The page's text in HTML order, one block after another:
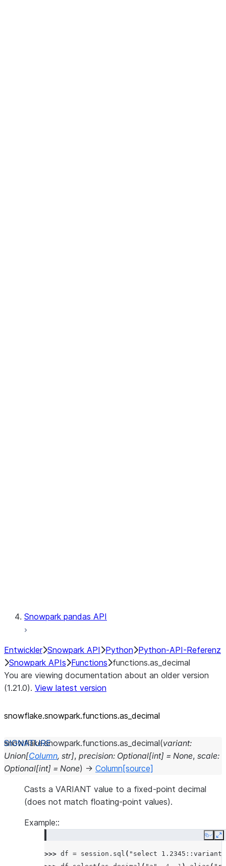
Snowpark pandas API
Entwickler Snowpark API Python Python-API-Referenz
Snowpark APIs Functions functions.as_decimal
You are viewing documentation about an older version
(1.21.0). View latest version
snowflake.snowpark.functions.as_ decimal
snowflake.snowpark.functions.as_decimal(variant:
Union[Column, str], precision: Optional[int] = None, scale:
Optional[int] = None) → Column [source]
Casts a VARIANT value to a fixed-point decimal
(does not match floating-point values).
Example::
Copy
>>> df = session . sql ( "select 1.2345::variant